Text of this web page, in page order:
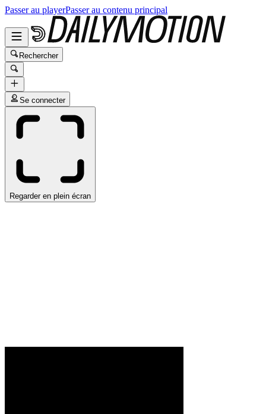
Passer au playerPasser au contenu principal
Rechercher
Se connecter
Regarder en plein écran